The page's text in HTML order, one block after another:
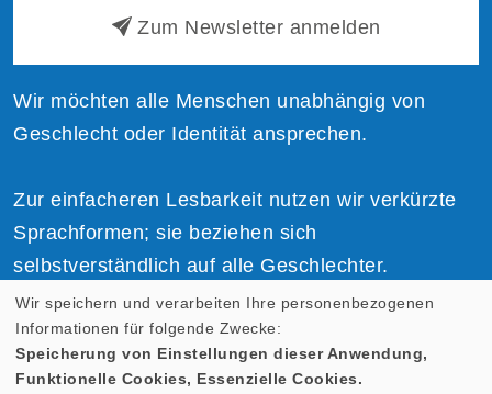
Zum Newsletter anmelden
Wir möchten alle Menschen unabhängig von
Geschlecht oder Identität ansprechen.
Zur einfacheren Lesbarkeit nutzen wir verkürzte
Sprachformen; sie beziehen sich
selbstverständlich auf alle Geschlechter.
Cookie Einstellungen
Wir speichern und verarbeiten Ihre personenbezogenen
Informationen für folgende Zwecke:
Speicherung von Einstellungen dieser Anwendung,
Funktionelle Cookies, Essenzielle Cookies.